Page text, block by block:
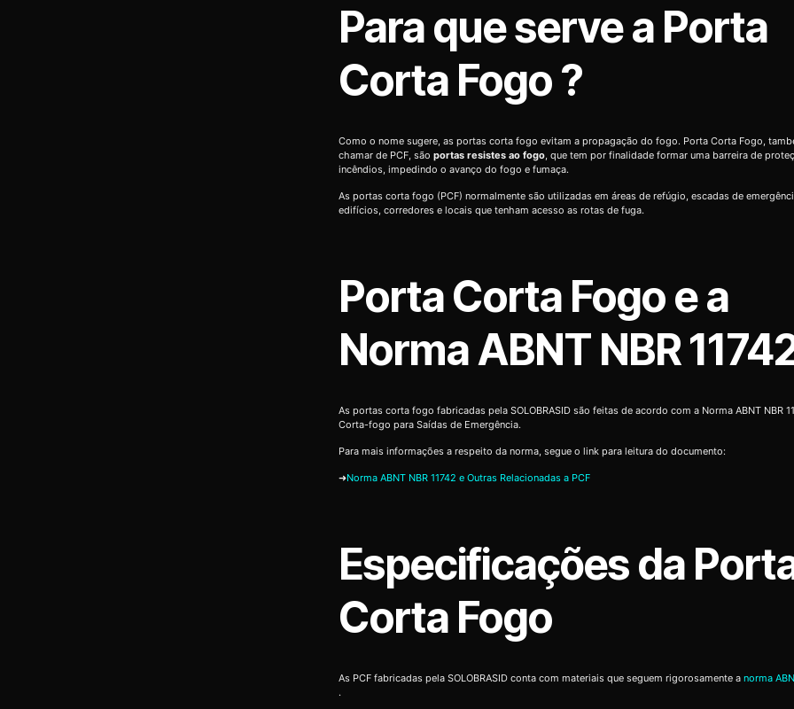
Para que serve a Porta
Corta Fogo ?
Como o nome sugere, as portas corta fogo evitam a propagação do fogo. Porta Corta Fogo,
chamar de PCF, são portas resistes ao fogo, que tem por finalidade formar uma barreira de
incêndios, impedindo o avanço do fogo e fumaça.
As portas corta fogo (PCF) normalmente são utilizadas em áreas de refúgio, escadas de
edifícios, corredores e locais que tenham acesso as rotas de fuga.
Porta Corta Fogo e a
Norma ABNT NBR
As portas corta fogo fabricadas pela SOLOBRASID são feitas de acordo com a Norma ABNT NBR
Corta-fogo para Saídas de Emergência.
Para mais informações a respeito da norma, segue o link para leitura do documento:
➜Norma ABNT NBR 11742 e Outras Relacionadas a PCF
Especificações da
Corta Fogo
As PCF fabricadas pela SOLOBRASID conta com materiais que seguem rigorosamente a norma
.